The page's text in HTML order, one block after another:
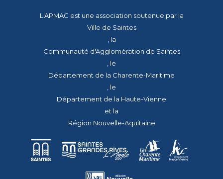
L'APMAC est une association soutenue par la
Ville de Saintes
, la
Communauté d'Agglomération de Saintes
, le
Département de la Charente-Maritime
, le
Département de la Haute-Vienne
et la
Région Nouvelle-Aquitaine